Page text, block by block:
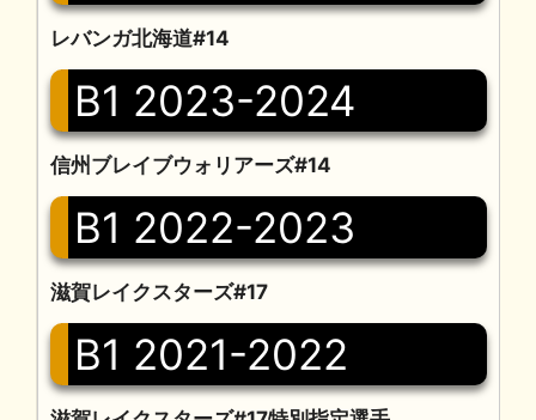
レバンガ北海道#14
B1 2023-2024
信州ブレイブウォリアーズ#14
B1 2022-2023
滋賀レイクスターズ#17
B1 2021-2022